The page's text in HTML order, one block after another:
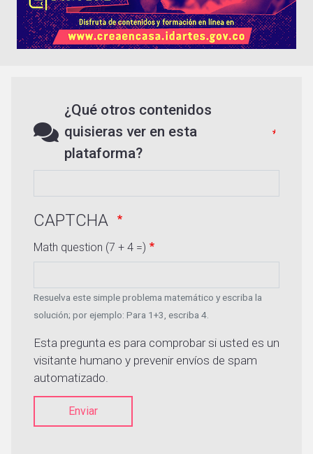
¿Qué otros contenidos
quisieras ver en esta
plataforma?
CAPTCHA
Math question (7 + 4 =)
Resuelva este simple problema matemático y escriba la
solución; por ejemplo: Para 1+3, escriba 4.
Esta pregunta es para comprobar si usted es un
visitante humano y prevenir envíos de spam
automatizado.
Enviar